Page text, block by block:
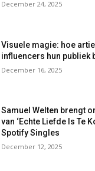
December 24, 2025
Visuele magie: hoe
influencers hun publiek
December 16, 2025
Samuel Welten brengt
van ‘Echte Liefde Is Te
Spotify Singles
December 12, 2025